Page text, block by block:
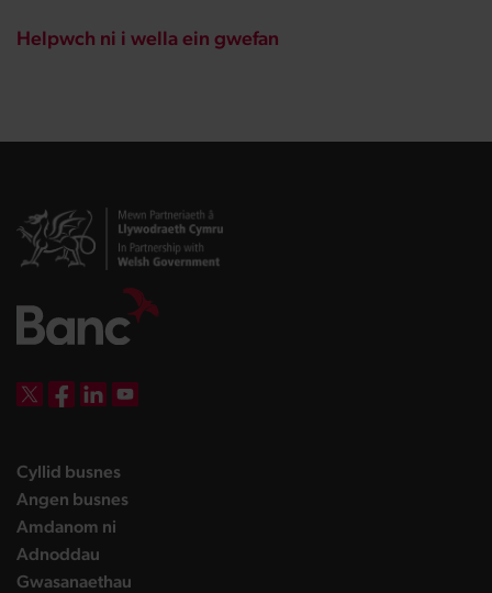
Helpwch ni i wella ein gwefan
Cyllid busneslanding page
Angen busneslanding page
Amdanom ni
Adnoddau
Gwasanaethau